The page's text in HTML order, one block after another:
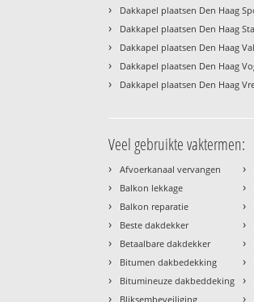
› Dakkapel plaatsen Den Haag
› Dakkapel plaatsen Den Haag
› Dakkapel plaatsen Den Haag
› Dakkapel plaatsen Den Haag
› Dakkapel plaatsen Den Haag
Veel gebruikte vaktermen:
› Afvoerkanaal vervangen
› Balkon lekkage
› Balkon reparatie
› Beste dakdekker
› Betaalbare dakdekker
› Bitumen dakbedekking
› Bitumineuze dakbeddeking
› Bliksembeveiliging
›
›
›
›
›
›
›
›